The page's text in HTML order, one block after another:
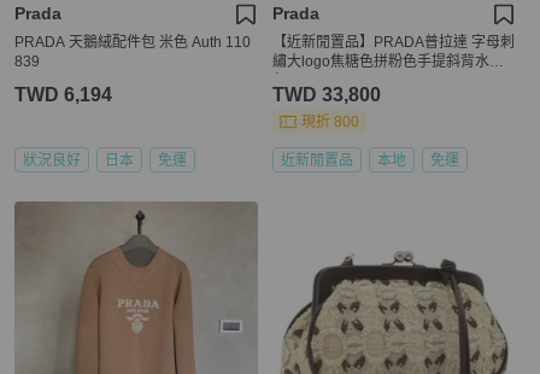
Prada
PRADA 天鵝絨配件包 米色 Auth 110
839
TWD 6,194
狀況良好 日本 免運
Prada
【近新閒置品】PRADA普拉達 字母刺
繡大logo焦糖色拼粉色手提斜背水餃
TWD 33,800
現折 800
近新閒置品 本地 免運